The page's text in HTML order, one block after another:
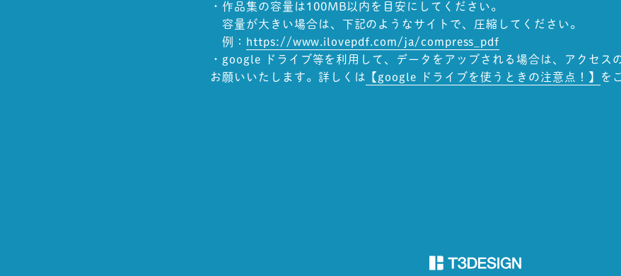
・作品集の容量は100MB以内を目安にしてください。
容量が大きい場合は、下記のようなサイトで、圧縮してください。
例： https://www.ilovepdf.com/ja/compress_pdf
・google ドライブ等を利用して、データをアップされる場合は、アクセス
お願いいたします。詳しくは
【google ドライブを使うときの注意点！】 を